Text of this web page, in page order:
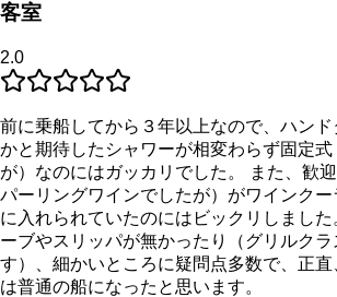
客室
2.0
前に乗船してから３年以上なので、ハン
かと期待したシャワーが相変わらず固定
が）なのにはガッカリでした。 また、歓
パーリングワインでしたが）がワインク
に入れられていたのにはビックリしました
ーブやスリッパが無かったり（グリルク
す）、細かいところに疑問点多数で、正
は普通の船になったと思います。